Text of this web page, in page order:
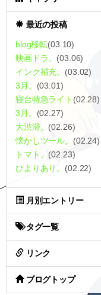
最近の投稿
blog移転(03.10)
映画ドラ。 (03.06)
インク補充。 (03.02)
3月。 (03.01)
寝台特急ライト (02.28)
3月。 (02.27)
大渋滞。(02.26)
懐かしツール。 (02.24)
トマト。(02.23)
ひよりあり。 (02.22)
月別エントリー
タグ一覧
リンク
ブログトップ